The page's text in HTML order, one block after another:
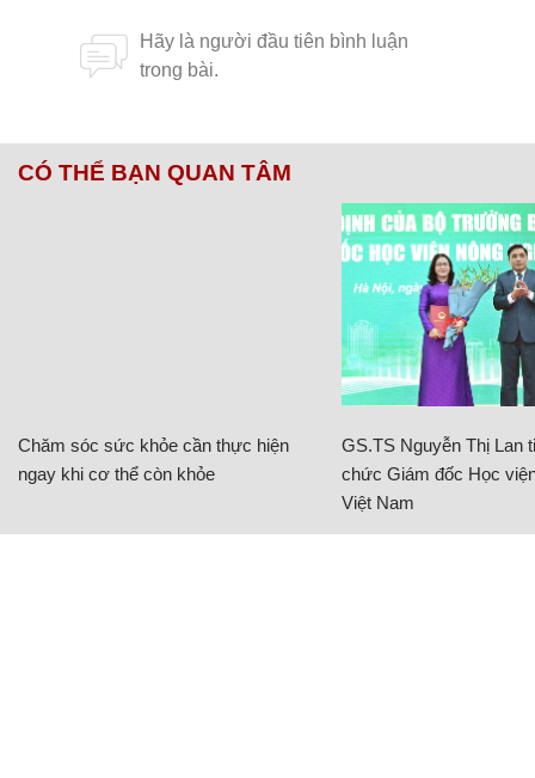
CÓ THỂ BẠN QUAN TÂM
Chăm sóc sức khỏe cần thực hiện
ngay khi cơ thể còn khỏe
GS.TS Nguyễn Thị Lan
chức Giám đốc Học
Việt Nam